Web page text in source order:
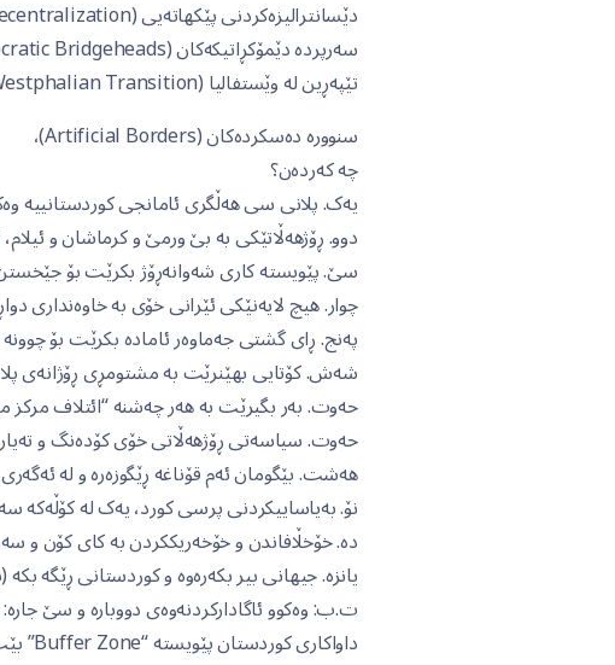
دێسانترالیزەکردنی پێکهاتەیی (Structural Decentralization)،
سەرپردە دێمۆکڕاتیکەکان (Democratic Bridgeheads)،
تێپەڕین لە وێستفالیا (Post-Westphalian Transition)،
سنوورە دەسکردەکان (Artificial Borders)،
چە کەردەن؟
یەک. پلانی سی هەڵگری ئامانجی کوردستانییە
دوو. ڕۆژهەڵاتێکی بە بێ ورمێ و کرماشان و
سێ. پێویستە کاری شەوانەڕۆژ بکرێت بۆ
چوار. هیچ لایەنێکی ئێرانی خۆی بە خاوەنداری
پەنج. ڕای گشتی جەماوەر ئامادە بکرێت بۆ
شەش. کۆتایی بهێنرێت بە مشتومڕی ڕۆژانەی
حەوت. بەر بگیرێت بە هەر چەشنە “ائتلاف مرکز
حەوت. سیاسەتی ڕۆژهەڵاتی خۆی کۆدەنگ و
هەشت. بێگومان ئەم قۆناغە ڕێگوزەرە و لە
نۆ. بەیاساییکردنی پرسی کورد، یەک لە کۆڵەکە
دە. خۆخڵافاندن و خۆخەریککردن بە کای کۆن و
یانزە. جیهانی بیر بکەرەوە و کوردستانی ڕێگە بکە
ت.ب: وەکوو ئاگادارکردنەوەی دووبارە و سێ جارە:
داواکاری کوردستان پێویستە “Buffer Zone” بێت نە “No Fly Zone” لە ئەگەری “Failed State”.